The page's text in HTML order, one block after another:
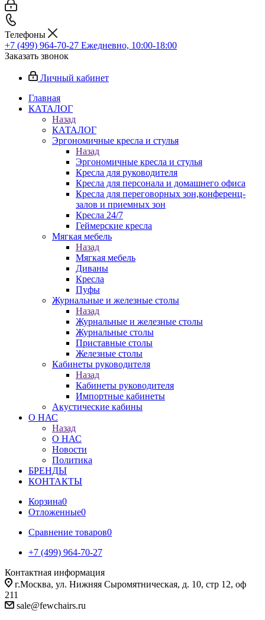
Телефоны
+7 (499) 964-70-27 Ежедневно, 10:00-18:00
Заказать звонок
Личный кабинет
Главная
КАТАЛОГ
Назад
КАТАЛОГ
Эргономичные кресла и стулья
Назад
Эргономичные кресла и стулья
Кресла для руководителя
Кресла для персонала и домашнего офиса
Кресла для переговорных зон,конференц-
залов и приемных зон
Кресла 24/7
Геймерские кресла
Мягкая мебель
Назад
Мягкая мебель
Диваны
Кресла
Пуфы
Журнальные и железные столы
Назад
Журнальные и железные столы
Журнальные столы
Приставные столы
Железные столы
Кабинеты руководителя
Назад
Кабинеты руководителя
Импортные кабинеты
Акустические кабины
О НАС
Назад
О НАС
Новости
Политика
БРЕНДЫ
КОНТАКТЫ
Корзина0
Отложенные0
Сравнение товаров0
+7 (499) 964-70-27
Контактная информация
г.Москва, ул. Нижняя Сыромятническая, д. 10, стр 12, оф
211
sale@fewchairs.ru